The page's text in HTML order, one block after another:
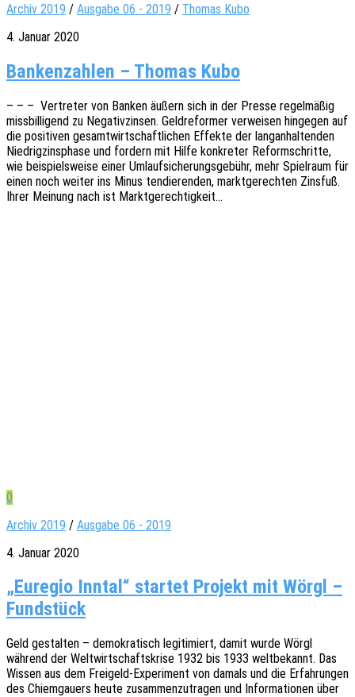
Archiv 2019 / Ausgabe 06 - 2019 / Thomas Kubo
4. Januar 2020
Bankenzahlen – Thomas Kubo
– – – Vertre­ter von Banken äußern sich in der Presse regel­mä­ßig
miss­bil­li­gend zu Nega­tiv­zin­sen. Geld­re­for­mer verwei­sen hinge­gen auf
die posi­ti­ven gesamt­wirt­schaft­li­chen Effek­te der lang­an­hal­ten­den
Nied­rig­zins­pha­se und fordern mit Hilfe konkre­ter Reform­schrit­te,
wie beispiels­wei­se einer Umlauf­si­che­rungs­ge­bühr, mehr Spiel­raum für
einen noch weiter ins Minus tendie­ren­den, markt­ge­rech­ten Zins­fuß.
Ihrer Meinung nach ist Marktgerechtigkeit…
0
Archiv 2019 / Ausgabe 06 - 2019
4. Januar 2020
„Euregio Inntal“ startet Projekt mit Wörgl –
Fundstück
Geld gestal­ten – demo­kra­tisch legi­ti­miert, damit wurde Wörgl
während der Welt­wirt­schafts­kri­se 1932 bis 1933 welt­be­kannt. Das
Wissen aus dem Frei­­geld-Expe­ri­­ment von damals und die Erfah­run­gen
des Chiem­gau­ers heute zusam­men­zu­tra­gen und Infor­ma­tio­nen über